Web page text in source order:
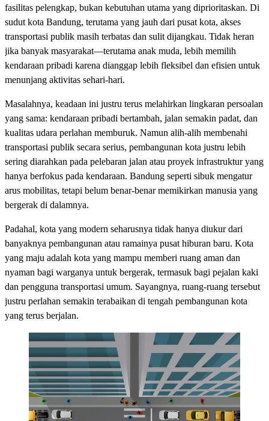
fasilitas pelengkap, bukan kebutuhan utama yang diprioritaskan. Di
sudut kota Bandung, terutama yang jauh dari pusat kota, akses
transportasi publik masih terbatas dan sulit dijangkau. Tidak heran
jika banyak masyarakat—terutama anak muda, lebih memilih
kendaraan pribadi karena dianggap lebih fleksibel dan efisien untuk
menunjang aktivitas sehari-hari.
Masalahnya, keadaan ini justru terus melahirkan lingkaran persoalan
yang sama: kendaraan pribadi bertambah, jalan semakin padat, dan
kualitas udara perlahan memburuk. Namun alih-alih membenahi
transportasi publik secara serius, pembangunan kota justru lebih
sering diarahkan pada pelebaran jalan atau proyek infrastruktur yang
hanya berfokus pada kendaraan. Bandung seperti sibuk mengatur
arus mobilitas, tetapi belum benar-benar memikirkan manusia yang
bergerak di dalamnya.
Padahal, kota yang modern seharusnya tidak hanya diukur dari
banyaknya pembangunan atau ramainya pusat hiburan baru. Kota
yang maju adalah kota yang mampu memberi ruang aman dan
nyaman bagi warganya untuk bergerak, termasuk bagi pejalan kaki
dan pengguna transportasi umum. Sayangnya, ruang-ruang tersebut
justru perlahan semakin terabaikan di tengah pembangunan kota
yang terus berjalan.